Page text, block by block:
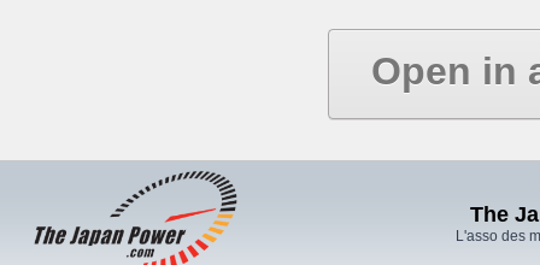
Open in
The
L'asso des